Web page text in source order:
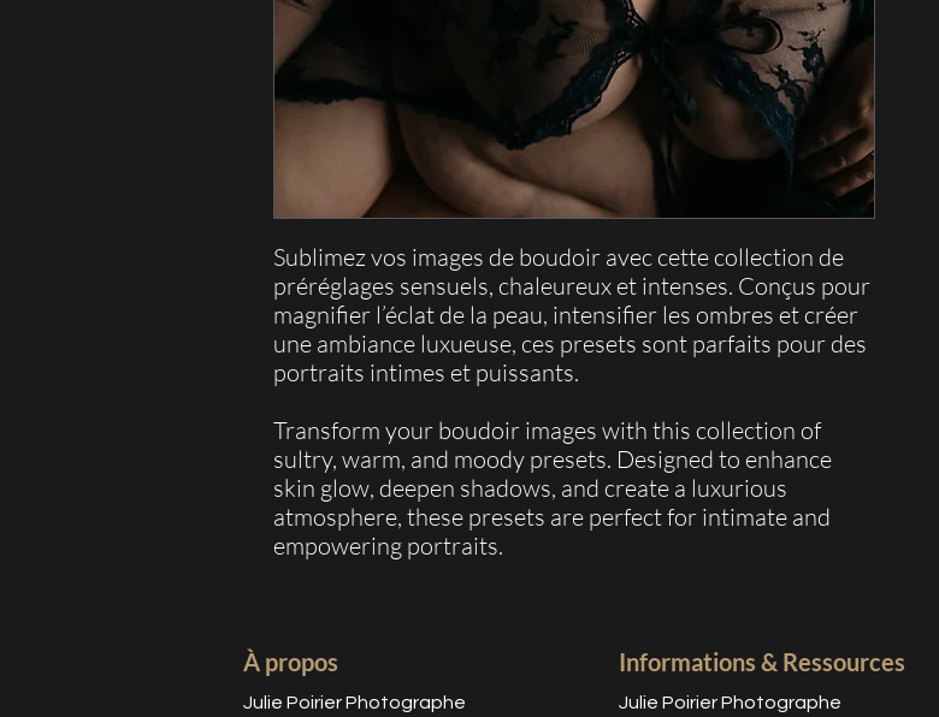
Sublimez vos images de boudoir avec cette collection de
préréglages sensuels, chaleureux et intenses. Conçus pour
magnifier l’éclat de la peau, intensifier les ombres et créer
une ambiance luxueuse, ces presets sont parfaits pour des
portraits intimes et puissants.
Transform your boudoir images with this collection of
sultry, warm, and moody presets. Designed to enhance
skin glow, deepen shadows, and create a luxurious
atmosphere, these presets are perfect for intimate and
empowering portraits.
À propos
Julie Poirier Photographe
Informations & Ressources
Julie Poirier Photographe